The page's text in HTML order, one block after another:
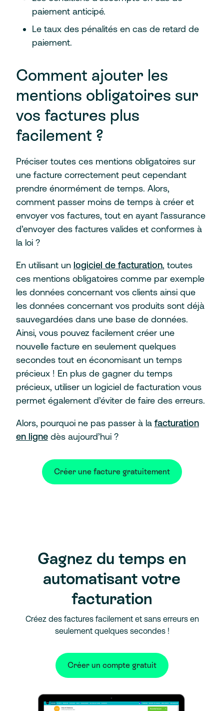
paiement anticipé.
Le taux des pénalités en cas de retard de
paiement.
Comment ajouter les
mentions obligatoires sur
vos factures plus
facilement ?
Préciser toutes ces mentions obligatoires sur
une facture correctement peut cependant
prendre énormément de temps. Alors,
comment passer moins de temps à créer et
envoyer vos factures, tout en ayant l’assurance
d’envoyer des factures valides et conformes à
la loi ?
En utilisant un logiciel de facturation, toutes
ces mentions obligatoires comme par exemple
les données concernant vos clients ainsi que
les données concernant vos produits sont déjà
sauvegardées dans une base de données.
Ainsi, vous pouvez facilement créer une
nouvelle facture en seulement quelques
secondes tout en économisant un temps
précieux ! En plus de gagner du temps
précieux, utiliser un logiciel de facturation vous
permet également d’éviter de faire des erreurs.
Alors, pourquoi ne pas passer à la facturation
en lignedès aujourd’hui ?
Créer une facture gratuitement
Gagnez du temps en
automatisant votre
facturation
Créez des factures facilement et sans erreurs en
seulement quelques secondes !
Créer un compte gratuit